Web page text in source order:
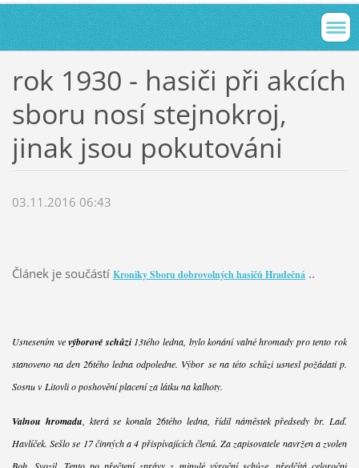
rok 1930 - hasiči při akcích
sboru nosí stejnokroj,
jinak jsou pokutováni
03.11.2016 06:43
Článek je součástí Kroniky Sboru dobrovolných hasičů Hradečná..
Usnesením vevýborové schůzi13tého ledna, bylo konání valné hromady pro tento rok
stanoveno na den 26tého ledna odpoledne. Výbor se na této schůzi usnesl požádati p.
Sosnu v Litovli o poshovění placení za látku na kalhoty.
Valnou hromadu , která se konala 26tého ledna, řídil náměstek předsedy br. Laď.
Havlíček. Sešlo se 17 činných a 4 přispívajících členů. Za zapisovatele navržen a zvolen